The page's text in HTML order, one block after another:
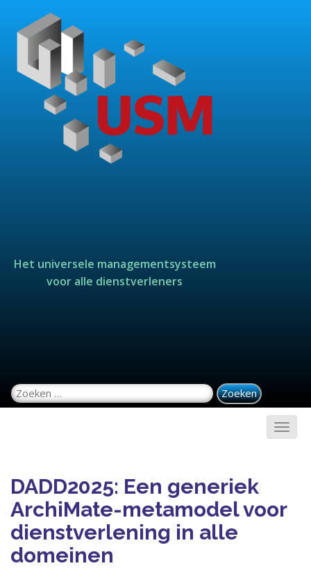
Het universele managementsysteem
voor alle dienstverleners
Zoeken naar:
DADD2025: Een generiek
ArchiMate-metamodel voor
dienstverlening in alle
domeinen